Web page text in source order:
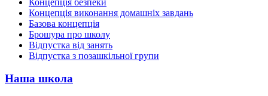
Концепція виконання домашніх завдань
Базова концепція
Брошура про школу
Відпустка від занять
Відпустка з позашкільної групи
Наша школа